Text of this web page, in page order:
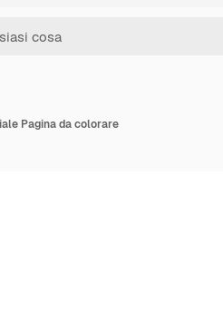
Pagina da colorare